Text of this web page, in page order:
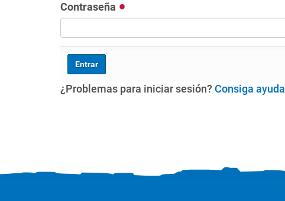
Contraseña
¿Problemas para iniciar sesión? Consiga ayuda